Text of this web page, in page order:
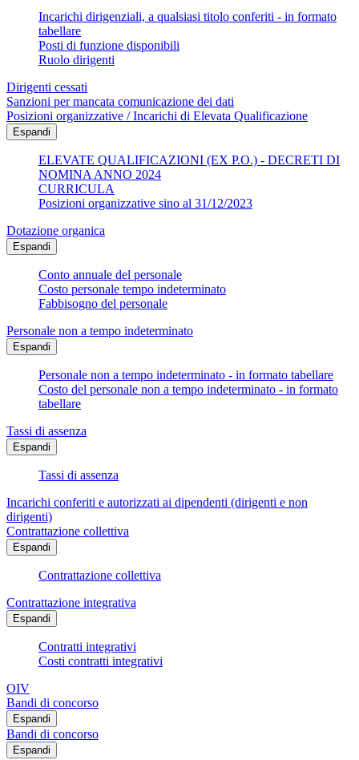
Incarichi dirigenziali, a qualsiasi titolo conferiti - in formato
tabellare
Posti di funzione disponibili
Ruolo dirigenti
Dirigenti cessati
Sanzioni per mancata comunicazione dei dati
Posizioni organizzative / Incarichi di Elevata Qualificazione
Espandi
ELEVATE QUALIFICAZIONI (EX P.O.) - DECRETI DI
NOMINA ANNO 2024
CURRICULA
Posizioni organizzative sino al 31/12/2023
Dotazione organica
Espandi
Conto annuale del personale
Costo personale tempo indeterminato
Fabbisogno del personale
Personale non a tempo indeterminato
Espandi
Personale non a tempo indeterminato - in formato tabellare
Costo del personale non a tempo indeterminato - in formato
tabellare
Tassi di assenza
Espandi
Tassi di assenza
Incarichi conferiti e autorizzati ai dipendenti (dirigenti e non
dirigenti)
Contrattazione collettiva
Espandi
Contrattazione collettiva
Contrattazione integrativa
Espandi
Contratti integrativi
Costi contratti integrativi
OIV
Bandi di concorso
Espandi
Bandi di concorso
Espandi